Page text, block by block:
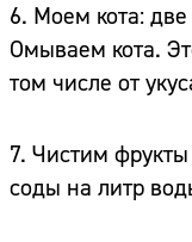
6. Моем кота:
Омываем кота.
том числе от
7. Чистим
соды на литр